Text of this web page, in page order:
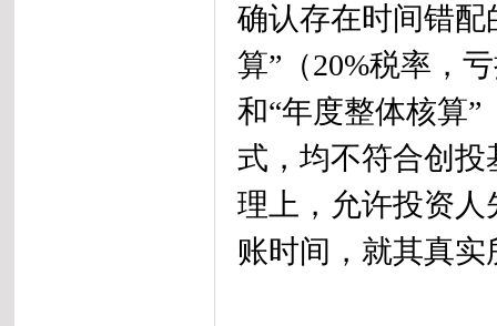
确认存在时间错配
算”（20%税率，
和“年度整体核算”
式，均不符合创
理上，允许投资
账时间，就其真